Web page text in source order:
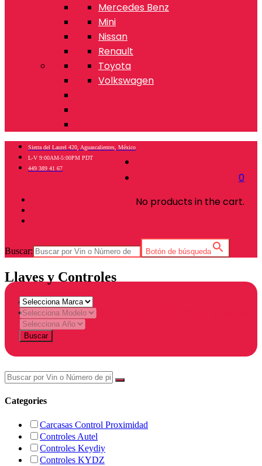
Mercedes Benz
Mini
Nissan
Renault
Toyota
Volkswagen
0
No products in the cart.
Sierra del Laurel 420, Aguascalientes, México
L-V 9:00AM-5:00PM PDT
449 389 41 67
Buscar: Botón de búsqueda
Llaves y Controles
Home
Products tagged “Control Sin Chip XKHY01EN 4 Botones
Llavero”
Buscar
Categories
Carcasas Control Proximidad
Controles Autel
Controles Keydiy
Controles KYDZ